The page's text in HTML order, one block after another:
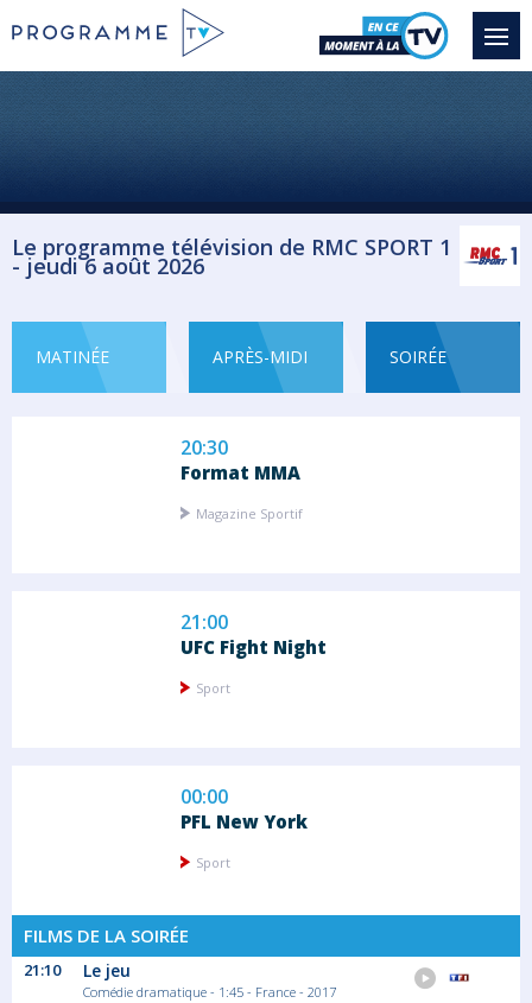
Le programme télévision de RMC SPORT 1
- jeudi 6 août 2026
MATINÉE APRÈS-MIDI SOIRÉE
16:00
Zuffa Boxing 10
18:30
20:30
Format MMA
Magazine Sportif
21:00
UFC Fight Night
Sport
00:00
PFL New York
Sport
UFC Fight Night
FILMS DE LA SOIRÉE
21:10 Le jeu
Comédie dramatique - 1:45 - France - 2017